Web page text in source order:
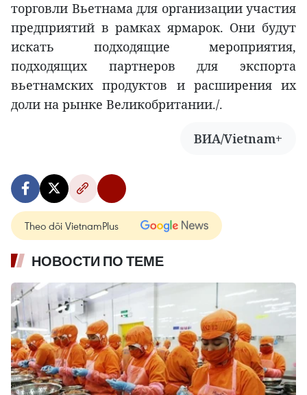
торговли Вьетнама для организации участия
предприятий в рамках ярмарок. Они будут
искать подходящие мероприятия,
подходящих партнеров для экспорта
вьетнамских продуктов и расширения их
доли на рынке Великобритании./.
ВИА/Vietnam+
Theo dõi VietnamPlus
НОВОСТИ ПО ТЕМЕ